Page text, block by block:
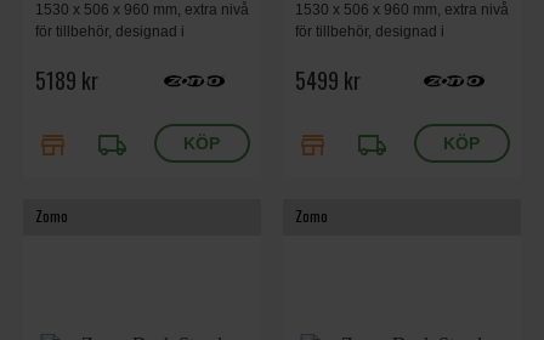
1530 x 506 x 960 mm, extra nivå
för tillbehör, designad i
5189 kr
store local_shipping
1530 x 506 x 960 mm, extra nivå
för tillbehör, designad i
5499 kr
store local_shipping
Zomo Zomo